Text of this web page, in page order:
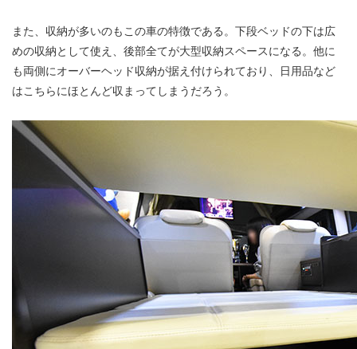
また、収納が多いのもこの車の特徴である。下段ベッドの下は広
めの収納として使え、後部全てが大型収納スペースになる。他に
も両側にオーバーヘッド収納が据え付けられており、日用品など
はこちらにほとんど収まってしまうだろう。